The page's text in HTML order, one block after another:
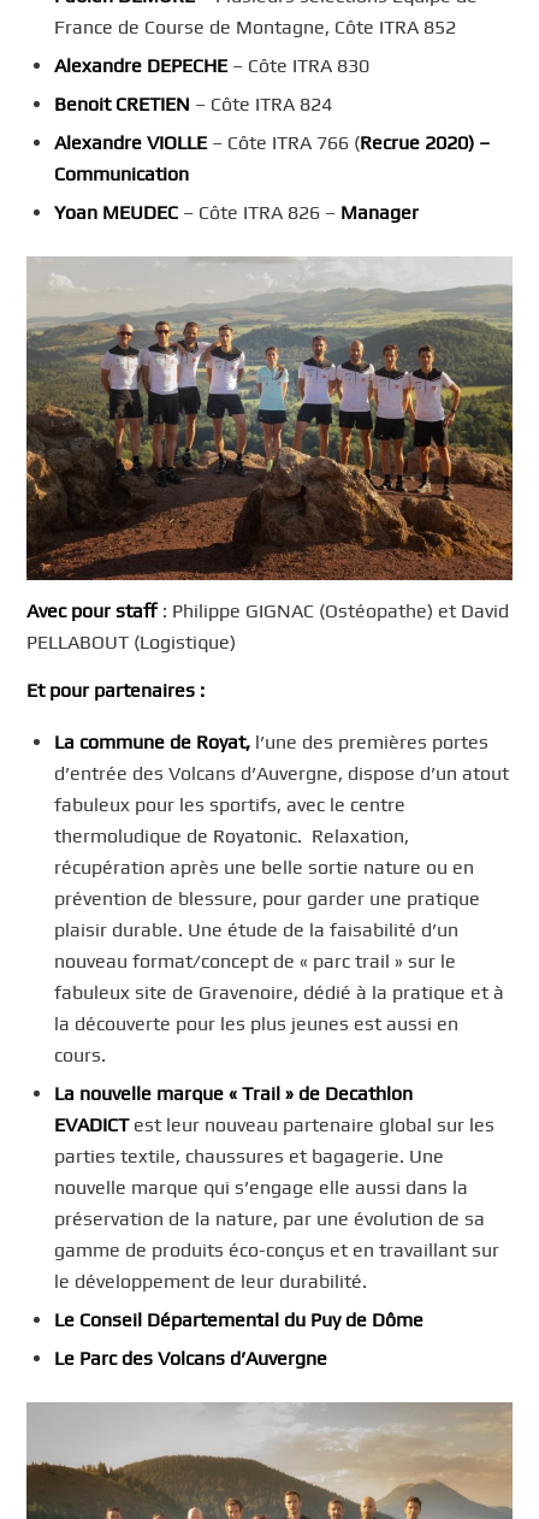
France de Course de Montagne, Côte ITRA 852
Alexandre DEPECHE– Côte ITRA 830
Benoit CRETIEN – Côte ITRA 824
Alexandre VIOLLE– Côte ITRA 766 (Recrue 2020) –
Communication
Yoan MEUDEC – Côte ITRA 826 – Manager
Avec pour staff : Philippe GIGNAC (Ostéopathe) et David
PELLABOUT (Logistique)
Et pour partenaires :
La commune de Royat, l’une des premières portes
d’entrée des Volcans d’Auvergne, dispose d’un atout
fabuleux pour les sportifs, avec le centre
thermoludique de Royatonic. Relaxation,
récupération après une belle sortie nature ou en
prévention de blessure, pour garder une pratique
plaisir durable. Une étude de la faisabilité d’un
nouveau format/concept de « parc trail » sur le
fabuleux site de Gravenoire, dédié à la pratique et à
la découverte pour les plus jeunes est aussi en
cours.
La nouvelle marque « Trail » de Decathlon
EVADICTest leur nouveau partenaire global sur les
parties textile, chaussures et bagagerie. Une
nouvelle marque qui s’engage elle aussi dans la
préservation de la nature, par une évolution de sa
gamme de produits éco-conçus et en travaillant sur
le développement de leur durabilité.
Le Conseil Départemental du Puy de Dôme
Le Parc des Volcans d’Auvergne